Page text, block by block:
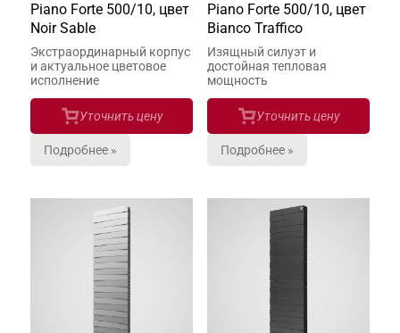
Piano Forte 500/10, цвет
Noir Sable
Экстраординарный корпус
и актуальное цветовое
исполнение
Уточнить цену
Подробнее »
Piano Forte 500/10, цвет
Bianco Traffico
Изящный силуэт и
достойная тепловая
мощность
Уточнить цену
Подробнее »